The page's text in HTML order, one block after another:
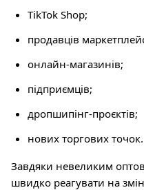
TikTok Shop;
продавців
онлайн-магазинів;
підприємців;
дропшипінг-проєктів;
нових торгових точок.
Завдяки невеликим
швидко реагувати на